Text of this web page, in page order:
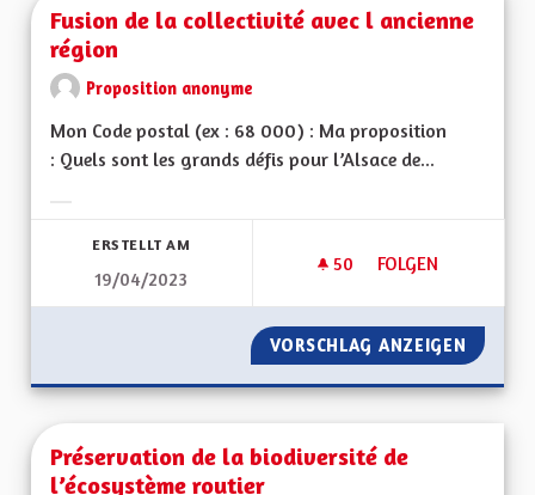
Fusion de la collectivité avec l ancienne
région
Proposition anonyme
Mon Code postal (ex : 68 000) : Ma proposition
: Quels sont les grands défis pour l’Alsace de...
ERSTELLT AM
19/04/2023
50 50 FOLLOWER
FOLGEN
VORSCHLAG ANZEIGEN
Préservation de la biodiversité de
l’écosystème routier